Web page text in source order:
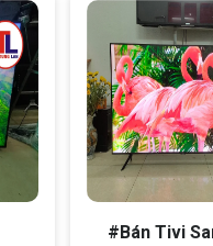
#Bán Tivi